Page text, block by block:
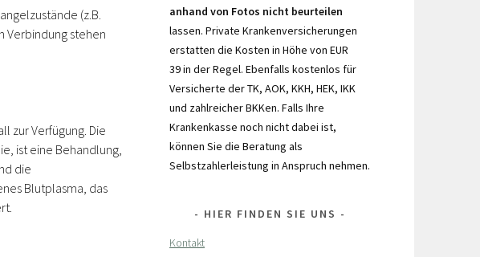
(z.B.
Verbindung stehen
zur Verfügung. Die
ist eine Behandlung,
die
Blutplasma, das
anhand von Fotos nicht beurteilen
lassen. Private Krankenversicherungen
erstatten die Kosten in Höhe von EUR
39 in der Regel. Ebenfalls kostenlos für
Versicherte der TK, AOK, KKH, HEK, IKK
und zahlreicher BKKen. Falls Ihre
Krankenkasse noch nicht dabei ist,
können Sie die Beratung als
Selbstzahlerleistung in Anspruch nehmen.
HIER FINDEN SIE UNS
Kontakt